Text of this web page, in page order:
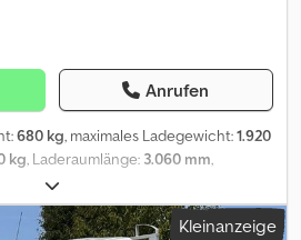
Anrufen
680 kg, maximales Ladegewicht:1.920
kg, Laderaumlänge: 3.060 mm,
, Laderaumhöhe:
vom *Anhängerhersteller*
Debon genannt. *Hochlader* als* Drei-
Kleinanzeige